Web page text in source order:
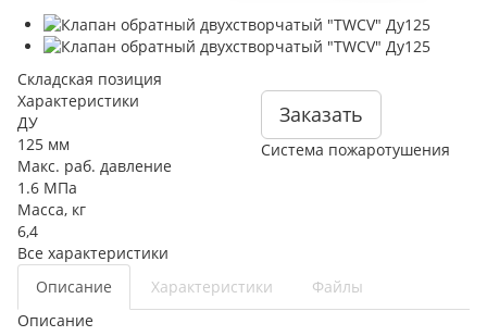
Складская позиция
Характеристики
ДУ
125 мм
Макс. раб. давление
1.6 МПа
Масса, кг
6,4
Все характеристики
Заказать
Система пожаротушения
Описание Характеристики
Файлы
Описание